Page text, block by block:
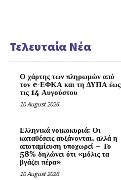
Τελευταία Νέα
Ο χάρτης των πληρωμών από
τον e-ΕΦΚΑ και τη ΔΥΠΑ έως
τις 14 Αυγούστου
10 August 2026
Ελληνικά νοικοκυριά: Οι
καταθέσεις αυξάνονται, αλλά η
αποταμίευση υποχωρεί – Το
58% δηλώνει ότι «μόλις τα
βγάζει πέρα»
10 August 2026